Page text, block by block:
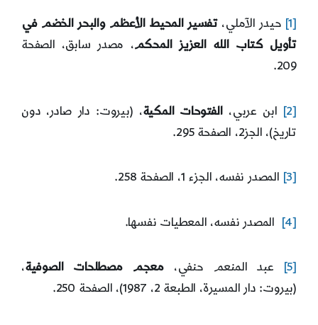
[1] حيدر الآملي، تفسير المحيط الأعظم والبحر الخضم في
تأويل كتاب الله العزيز المحكم، مصدر سابق، الصفحة
209.
[2] ابن عربي،الفتوحات المكية، (بيروت: دار صادر، دون
تاريخ)، الجز2، الصفحة 295.
[3] المصدر نفسه، الجزء 1، الصفحة 258.
[4] المصدر نفسه، المعطيات نفسها.
[5] عبد المنعم حنفي،معجم مصطلحات الصوفية،
(بيروت: دار المسيرة، الطبعة 2، 1987)، الصفحة 250.